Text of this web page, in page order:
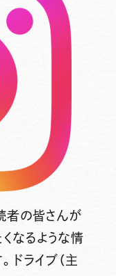
者の皆さんが
なるような情
ドライブ（主